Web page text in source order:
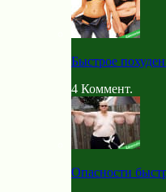
Быстрое
4 Коммент.
Опасности